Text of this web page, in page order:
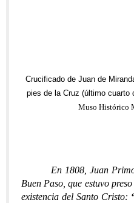
Crucificado de Juan de
pies de la Cruz (último cuarto
Muso Histórico
En 1808, Juan Primo
Buen Paso, que estuvo
existencia del Santo Cristo: